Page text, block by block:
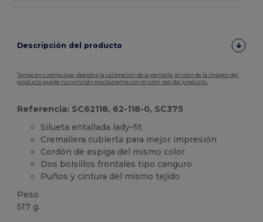
Descripción del producto
Tenga en cuenta que, debido a la calibración de la pantalla, el color de la imagen del
producto puede no coincidir exactamente con el color real del producto.
Referencia: SC62118, 62-118-0, SC375
Silueta entallada lady-fit
Cremallera cubierta para mejor impresión
Cordón de espiga del mismo color
Dos bolsillos frontales tipo canguro
Puños y cintura del mismo tejido
Peso
517 g.